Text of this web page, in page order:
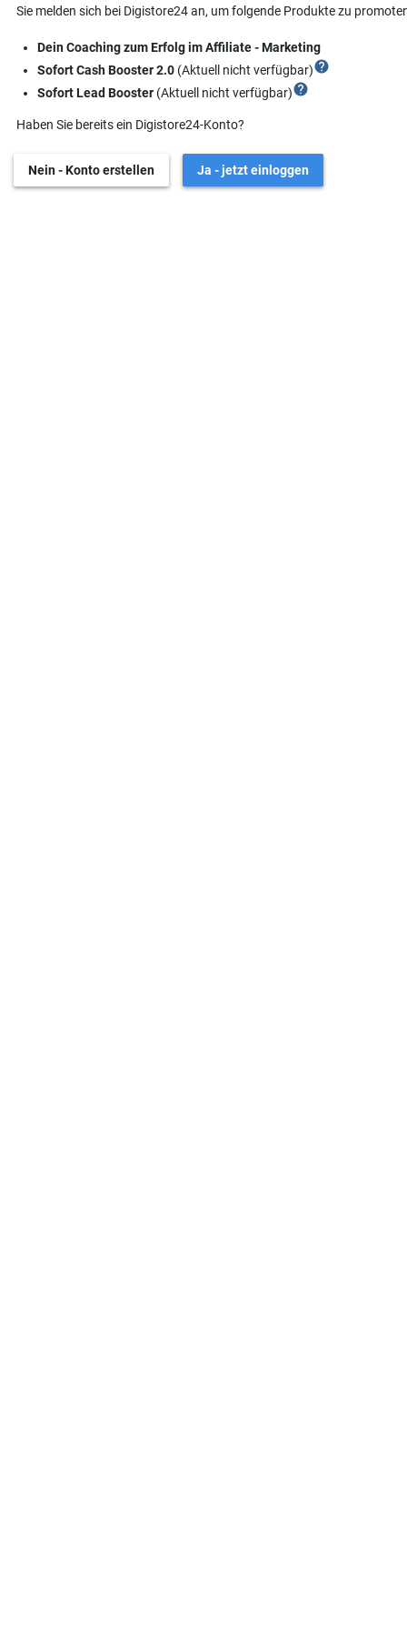
Sie melden sich bei Digistore24 an, um folgende Produkte zu
Dein Coaching zum Erfolg im Affiliate - Marketing
Sofort Cash Booster 2.0 (Aktuell nicht verfügbar)help
Sofort Lead Booster (Aktuell nicht verfügbar)help
Haben Sie bereits ein Digistore24-Konto?
Nein - Konto erstellen Ja - jetzt einloggen